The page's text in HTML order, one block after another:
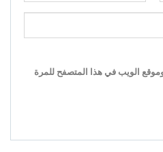
الويب في هذا المتصفح للمرة